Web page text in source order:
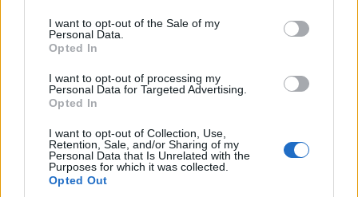
I want to opt-out of the Sale of my
Personal Data.
Opted In
I want to opt-out of processing my
Personal Data for Targeted Advertising.
Opted In
I want to opt-out of Collection, Use,
Retention, Sale, and/or Sharing of my
Personal Data that Is Unrelated with the
Purposes for which it was collected.
Opted Out
Carlucci, Bevilacqua, Solinas, Souare e Galic
7 Ago 2026
Il Monastir riparte dai pilastri Masia, Pinna e
Aloia, il primo acquisto è Loru
7 Ago 2026